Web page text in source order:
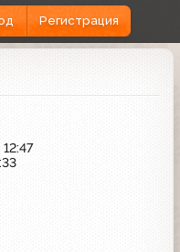
Регистрация